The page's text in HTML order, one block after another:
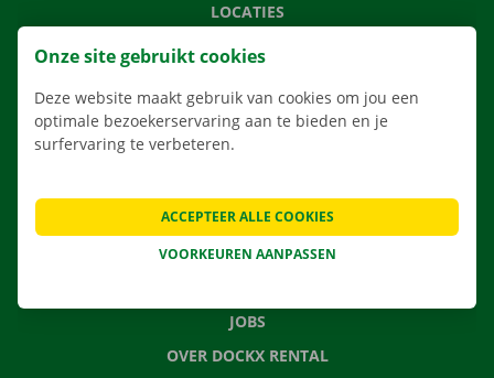
LOCATIES
APP
VEELGESTELDE VRAGEN
NIEUWS
JOBS
OVER DOCKX RENTAL
Onze site gebruikt cookies
Deze website maakt gebruik van cookies om jou een
optimale bezoekerservaring aan te bieden en je
surfervaring te verbeteren.
VOORKEUREN AANPASSEN
ACCEPTEER ALLE COOKIES